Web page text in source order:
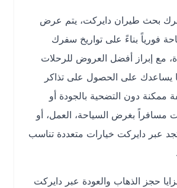
طيران دايركت، يتم عرض
بناءً على تواريخ سفرك
إبراز أفضل العروض للرحلات
على الحصول على تذاكر
دون التضحية بالجودة أو
بغرض السياحة، العمل، أو
دايركت خيارات متعددة تناسب
الذهاب والعودة عبر دايركت